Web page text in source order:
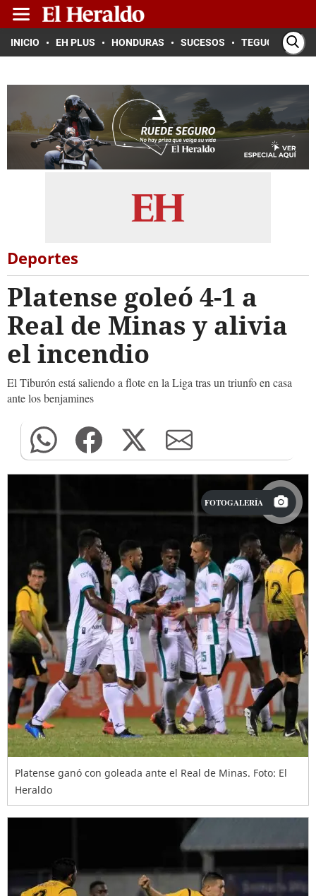
INICIO EH PLUS HONDURAS SUCESOS TEGUCIGALPA
Deportes
Platense goleó 4-1 a
Real de Minas y alivia
el incendio
El Tiburón está saliendo a flote en la Liga tras un triunfo en casa
ante los benjamines
FOTOGALERÍA
Platense ganó con goleada ante el Real de Minas. Foto: El
Heraldo